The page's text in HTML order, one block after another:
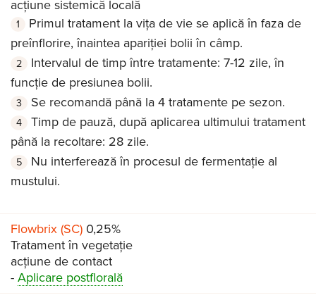
acțiune sistemică locală
Primul tratament la vița de vie se aplică în faza de
preînflorire, înaintea apariției bolii în câmp.
Intervalul de timp între tratamente: 7-12 zile, în
funcţie de presiunea bolii.
Se recomandă până la 4 tratamente pe sezon.
Timp de pauză, după aplicarea ultimului tratament
până la recoltare: 28 zile.
Nu interferează în procesul de fermentație al
mustului.
Flowbrix (SC) 0,25%
Tratament în vegetație
acțiune de contact
- Aplicare postflorală